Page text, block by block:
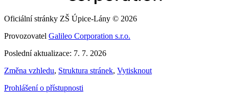
Oficiální stránky ZŠ Úpice-Lány © 2026
Provozovatel Galileo Corporation s.r.o.
Poslední aktualizace: 7. 7. 2026
Změna vzhledu, Struktura stránek, Vytisknout
Prohlášení o přístupnosti